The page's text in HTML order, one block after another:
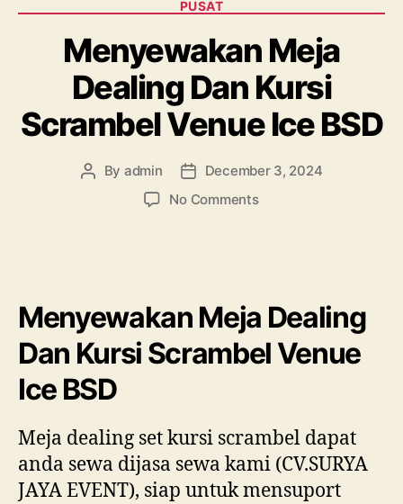
PUSAT
Menyewakan Meja
Dealing Dan Kursi
Scrambel Venue Ice BSD
Post
By admin
Post
date
December 3, 2024
No Commentson
Scrambel
Ice
Menyewakan Meja Dealing
Dan Kursi Scrambel Venue
Ice BSD
Meja dealing set kursi scrambel dapat
anda sewa dijasa sewa kami (CV.SURYA
JAYA EVENT), siap untuk mensuport